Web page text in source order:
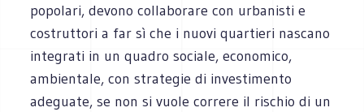
popolari, devono collaborare con urbanisti e
costruttori a far sì che i nuovi quartieri nascano
integrati in un quadro sociale, economico,
ambientale, con strategie di investimento
adeguate, se non si vuole correre il rischio di un